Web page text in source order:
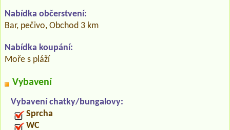
Nabídka občerstvení:
Bar, pečivo, Obchod 3 km
Nabídka koupání:
Moře s pláží
Vybavení
Vybavení chatky/bungalovy:
Sprcha
WC